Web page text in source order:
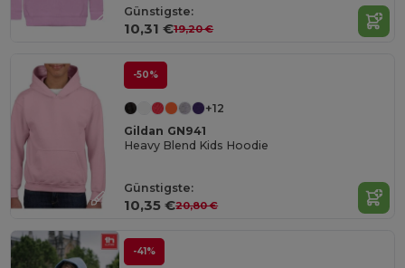
Günstigste:
10,31 €19,20 €
-50%
+12
Gildan GN941
Heavy Blend Kids Hoodie
Günstigste:
10,35 €20,80 €
-41%